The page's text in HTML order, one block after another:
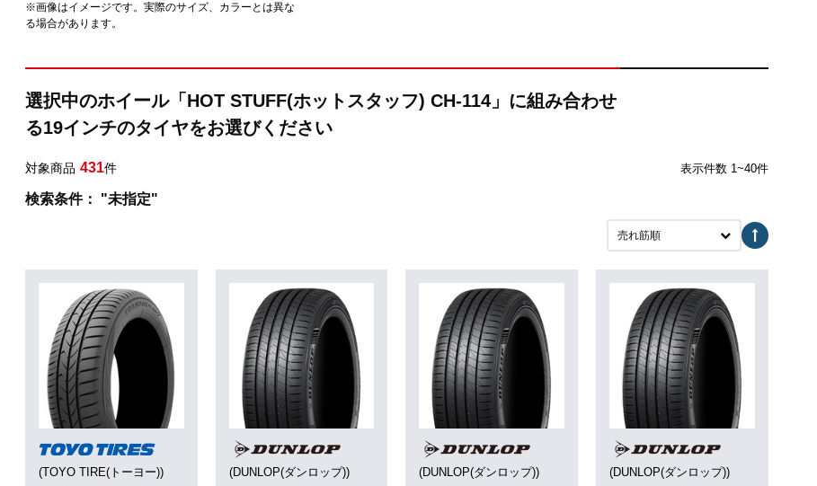
※画像はイメージです。実際のサイズ、カラーとは異な
る場合があります。
選択中のホイール「HOT STUFF(ホットスタッフ) CH-114」に組み合わせ
る19インチのタイヤをお選びください
対象商品 431件 表示件数 1~40件
検索条件： "未指定"
売れ筋順
(TOYO TIRE(トーヨー)) (DUNLOP(ダンロップ)) (DUNLOP(ダンロップ)) (DUNLOP(ダンロップ))